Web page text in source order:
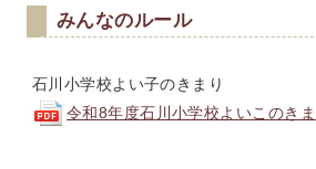
みんなのルール
石川小学校よい子のきまり
令和8年度石川小学校よいこのき